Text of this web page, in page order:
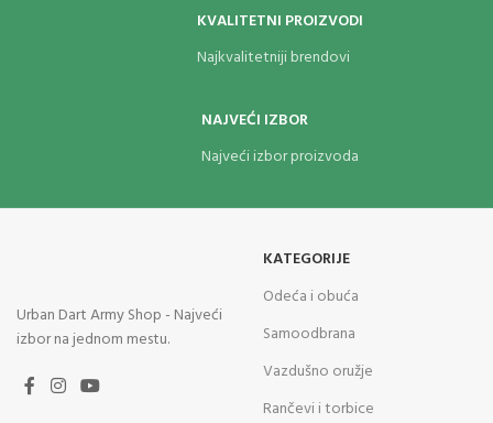
KVALITETNI PROIZVODI
Najkvalitetniji brendovi
NAJVEĆI IZBOR
Najveći izbor proizvoda
Urban Dart Army Shop - Najveći
izbor na jednom mestu.
KATEGORIJE
Odeća i obuća
Samoodbrana
Vazdušno oružje
Rančevi i torbice